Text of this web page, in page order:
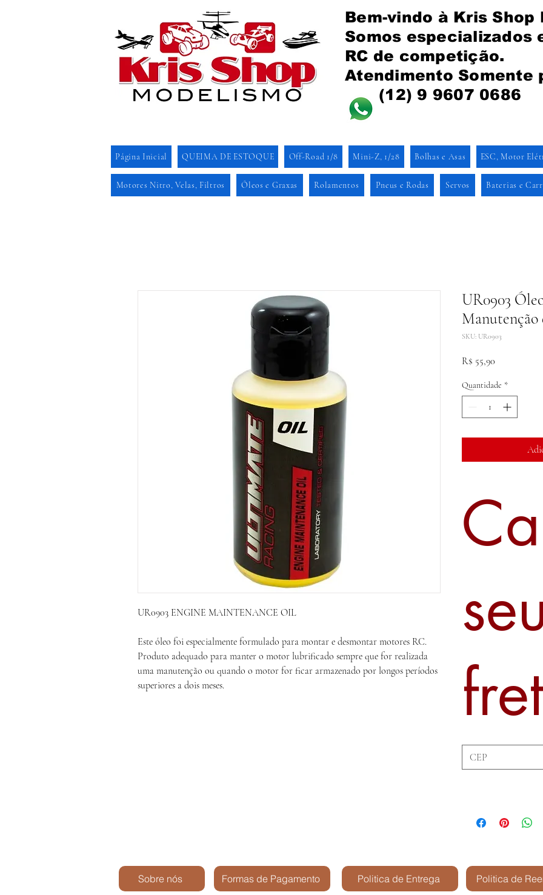
Bem-vindo à Kris Shop
Somos especializados
RC de competição.
Atendimento Somente
(12) 9 9607 0686
Página Inicial QUEIMA DE ESTOQUE Off-Road 1/8 Mini-Z, 1/28 Bolhas e Asas ESC, Motor
Motores Nitro, Velas, Filtros Óleos e Graxas Rolamentos Pneus e Rodas Servos Baterias e
UR0903 ENGINE MAINTENANCE OIL
Este óleo foi especialmente formulado para montar e desmontar motores RC.
Produto adequado para manter o motor lubrificado sempre que for realizada
uma manutenção ou quando o motor for ficar armazenado por longos períodos
superiores a dois meses.
UR0903
SKU: UR0903
R$ 55,90
Quantidade *
Sobre nós Formas de Pagamento Politica de Entrega Politica de